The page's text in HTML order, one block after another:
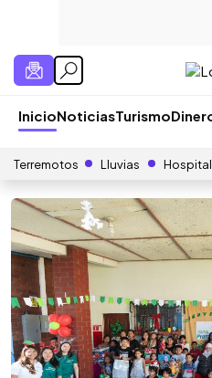
InicioNoticiasTurismo
Terremotos Lluvias